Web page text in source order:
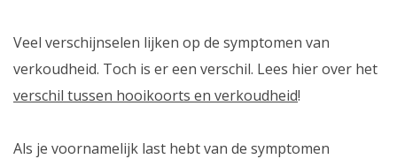
Veel verschijnselen lijken op de symptomen van
verkoudheid. Toch is er een verschil. Lees hier over het
verschil tussen hooikoorts en verkoudheid!
Als je voornamelijk last hebt van de symptomen